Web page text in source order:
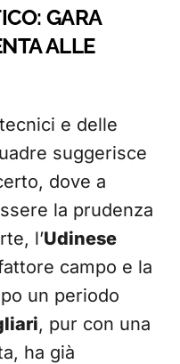
GARA
ALLE
e delle
suggerisce
dove a
la prudenza
l’Udinese
campo e la
un periodo
, pur con una
ha già